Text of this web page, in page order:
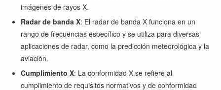
imágenes de rayos X.
Radar de banda X: El radar de banda X funciona en un
rango de frecuencias específico y se utiliza para diversas
aplicaciones de radar, como la predicción meteorológica y la
aviación.
Cumplimiento X: La conformidad X se refiere al
cumplimiento de requisitos normativos y de conformidad